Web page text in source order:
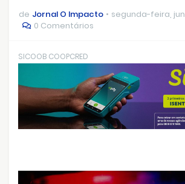
de Jornal O Impacto
segunda-feira,
0 Comentários
SICOOB COOPCRED